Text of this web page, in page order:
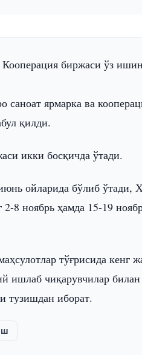
Кооперация биржаси ўз
саноат ярмарка ва
қилди.
икки босқичда ўтади.
ойларида бўлиб ўтади,
8 ноябрь ҳамда 15-19
тўғрисида кенг
ишлаб чиқарувчилар билан
тузишдан иборат.